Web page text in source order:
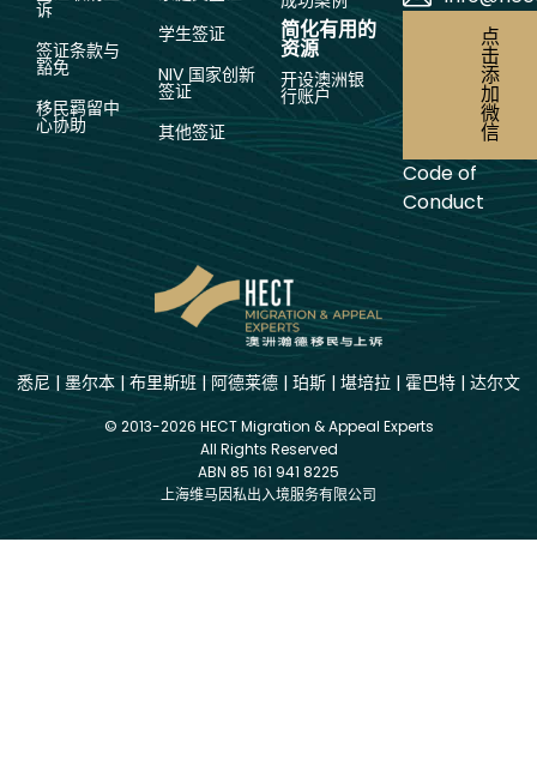
诉
签证条款与
豁免
移民羁留中
心协助
学生签证
NIV 国家创新
签证
其他签证
简化有用的
资源
开设澳洲银
行账户
点
击
添
加
微
信
Code of
Conduct
悉尼 | 墨尔本 | 布里斯班 | 阿德莱德 | 珀斯 | 堪培拉 | 霍巴特 | 达尔文
© 2013-2026 HECT Migration & Appeal Experts
All Rights Reserved
ABN 85 161 941 8225
上海维马因私出入境服务有限公司